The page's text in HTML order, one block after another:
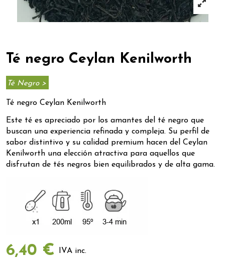
Té negro Ceylan Kenilworth
Té Negro >
Té negro Ceylan Kenilworth
Este té es apreciado por los amantes del té negro que
buscan una experiencia refinada y compleja. Su perfil de
sabor distintivo y su calidad premium hacen del Ceylan
Kenilworth una elección atractiva para aquellos que
disfrutan de tés negros bien equilibrados y de alta gama.
6,40 € IVA inc.